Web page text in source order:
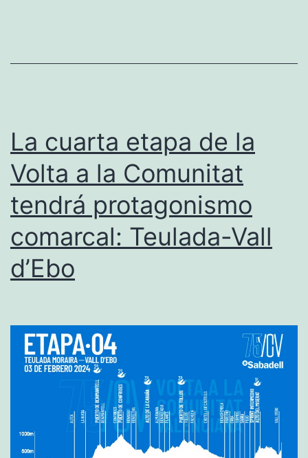
cuatro
etapas
más
en
la
comarca
Trofeu
Fémines
La cuarta etapa de la
Volta a la Comunitat
tendrá protagonismo
comarcal: Teulada-Vall
d’Ebo